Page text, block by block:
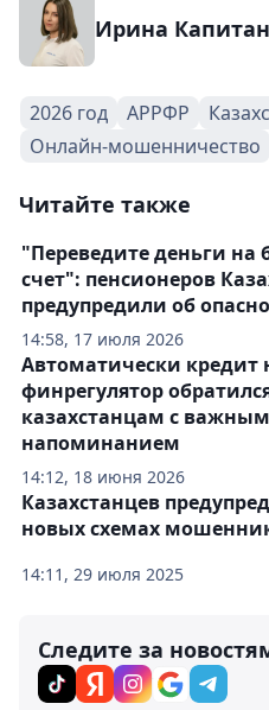
Ирина
2026 год АРРФР
Онлайн-мошенничество
Читайте также
14:58, 17 июля 2026
"Переведите деньги на
счет": пенсионеров
предупредили об
14:12, 18 июня 2026
Автоматически кредит
финрегулятор
казахстанцам с важным
напоминанием
14:11, 29 июля 2025
Казахстанцев
новых схемах
Следите за